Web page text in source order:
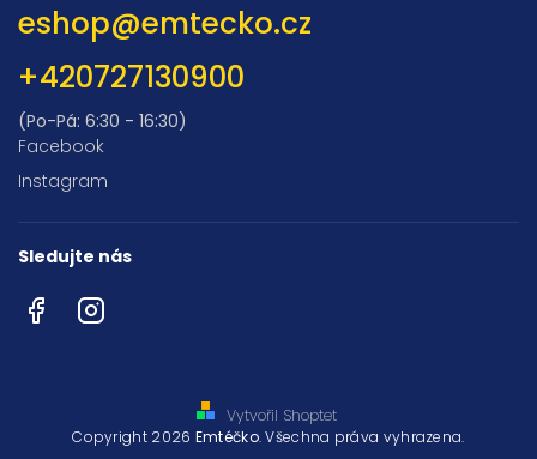
eshop@emtecko.cz
+420727130900
(Po-Pá: 6:30 - 16:30)
Facebook
Instagram
Sledujte nás
FacebookInstagram
Vytvořil Shoptet
Copyright 2026 Emtéčko. Všechna práva vyhrazena.